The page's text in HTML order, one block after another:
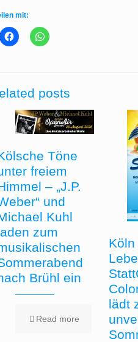
mit:
posts
Töne
freiem
– „J.P.
und
Kuhl
zum
Brühl ein
Read more
lädt